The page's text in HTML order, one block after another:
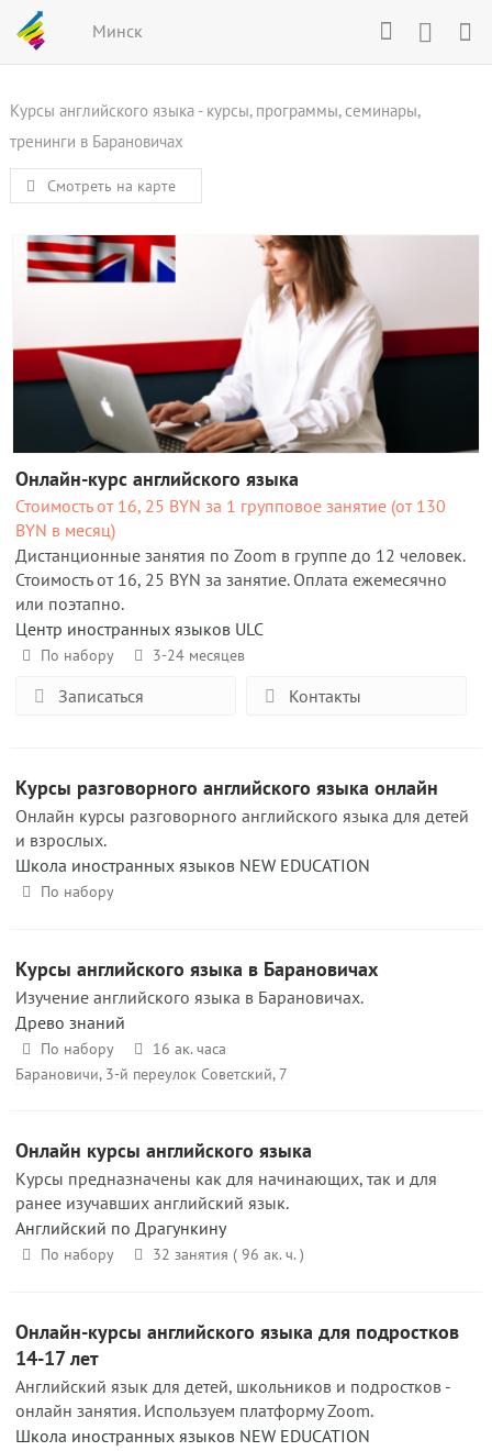
Минск
Курсы английского языка - курсы, программы, семинары,
тренинги в Барановичах
Смотреть на карте
Онлайн-курс английского языка
Стоимость от 16, 25 BYN за 1 групповое занятие (от 130
BYN в месяц)
Дистанционные занятия по Zoom в группе до 12 человек.
Стоимость от 16, 25 BYN за занятие. Оплата ежемесячно
или поэтапно.
Центр иностранных языков ULC
По набору 3-24 месяцев
Записаться Контакты
Курсы разговорного английского языка онлайн
Онлайн курсы разговорного английского языка для детей
и взрослых.
Школа иностранных языков NEW EDUCATION
По набору
Курсы английского языка в Барановичах
Изучение английского языка в Барановичах.
Древо знаний
По набору
16 ак. часа
Барановичи, 3-й переулок Советский, 7
Онлайн курсы английского языка
Курсы предназначены как для начинающих, так и для
ранее изучавших английский язык.
Английский по Драгункину
По набору 32 занятия ( 96 ак. ч. )
Онлайн-курсы английского языка для подростков
14-17 лет
Английский язык для детей, школьников и подростков -
онлайн занятия. Используем платформу Zoom.
Школа иностранных языков NEW EDUCATION